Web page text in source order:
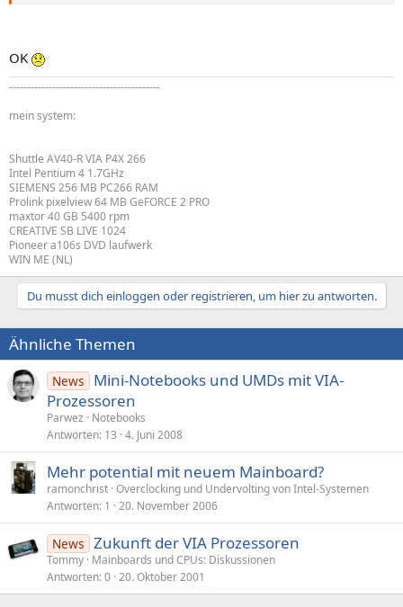
OK
------------------------------------------
mein system:
Shuttle AV40-R VIA P4X 266
Intel Pentium 4 1.7GHz
SIEMENS 256 MB PC266 RAM
Prolink pixelview 64 MB GeFORCE 2 PRO
maxtor 40 GB 5400 rpm
CREATIVE SB LIVE 1024
Pioneer a106s DVD laufwerk
WIN ME (NL)
Du musst dich einloggen oder registrieren, um hier zu antworten.
Ähnliche Themen
News
Mini-Notebooks und UMDs mit VIA-
Prozessoren
Parwez
Notebooks
Antworten 13 4. Juni 2008
Mehr potential mit neuem Mainboard?
ramonchrist Overclocking und Undervolting von Intel-Systemen
Antworten 1 20. November 2006
News Zukunft der VIA Prozessoren
Tommy Mainboards und CPUs: Diskussionen
Antworten 0 20. Oktober 2001